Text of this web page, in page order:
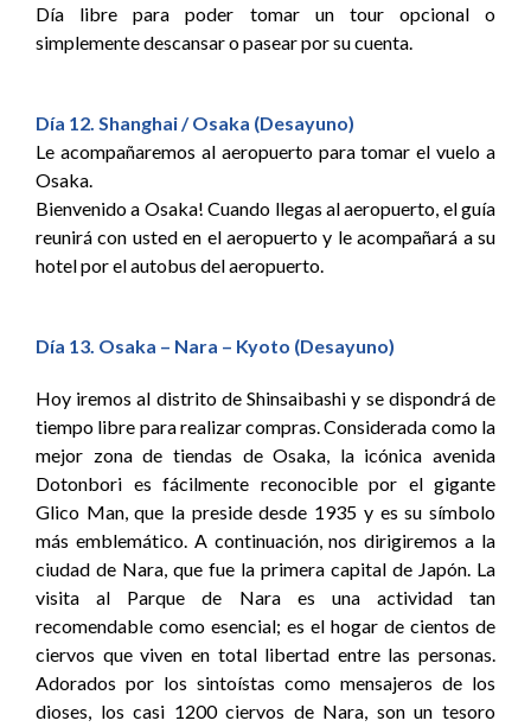
Día libre para poder tomar un tour opcional o
simplemente descansar o pasear por su cuenta.
Día 12. Shanghai / Osaka (Desayuno)
Le acompañaremos al aeropuerto para tomar el vuelo a
Osaka.
Bienvenido a Osaka! Cuando llegas al aeropuerto, el guía
reunirá con usted en el aeropuerto y le acompañará a su
hotel por el autobus del aeropuerto.
Día 13. Osaka – Nara – Kyoto (Desayuno)
Hoy iremos al distrito de Shinsaibashi y se dispondrá de
tiempo libre para realizar compras. Considerada como la
mejor zona de tiendas de Osaka, la icónica avenida
Dotonbori es fácilmente reconocible por el gigante
Glico Man, que la preside desde 1935 y es su símbolo
más emblemático. A continuación, nos dirigiremos a la
ciudad de Nara, que fue la primera capital de Japón. La
visita al Parque de Nara es una actividad tan
recomendable como esencial; es el hogar de cientos de
ciervos que viven en total libertad entre las personas.
Adorados por los sintoístas como mensajeros de los
dioses, los casi 1200 ciervos de Nara, son un tesoro